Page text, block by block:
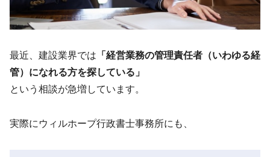
最近、建設業界では 「経営業務の管理責任者（いわゆる経
管）になれる方を探している」
という相談が急増しています。
実際にウィルホープ行政書士事務所にも、